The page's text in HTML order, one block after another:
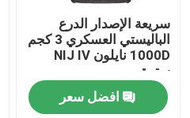
مراقبة الجودة
اتصل بنا
اطلب اقتباس
سريعة الإصدار الدرع
الباليستي العسكري 3 كجم
1000D نايلون NIJ IV
سترة
افضل سعر